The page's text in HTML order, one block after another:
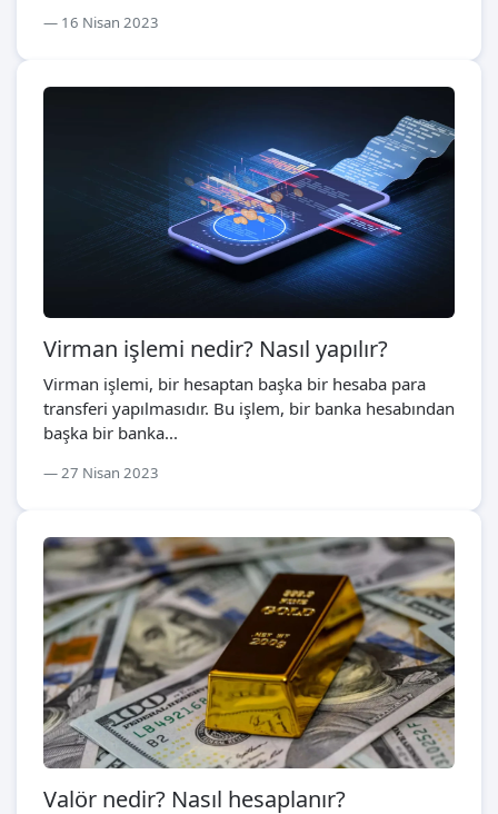
16 Nisan 2023
Virman işlemi nedir? Nasıl yapılır?
Virman işlemi, bir hesaptan başka bir hesaba para
transferi yapılmasıdır. Bu işlem, bir banka hesabından
başka bir banka...
27 Nisan 2023
Valör nedir? Nasıl hesaplanır?